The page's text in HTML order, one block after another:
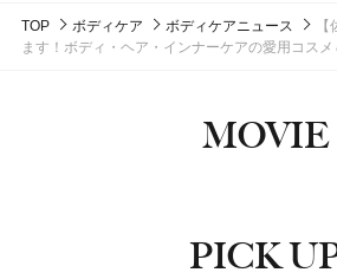
TOP ボディケア ボディケアニュース
【
ます！ボディ・ヘア・インナーケアの愛用コス
MOVIE
PICK